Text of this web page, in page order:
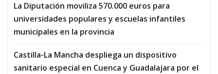
La Diputación moviliza 570.000 euros para
universidades populares y escuelas infantiles
municipales en la provincia
Castilla-La Mancha despliega un dispositivo
sanitario especial en Cuenca y Guadalajara por el